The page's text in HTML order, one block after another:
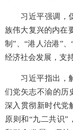
习近平强调，
族伟大复兴的内在
制”、“港人治港”
经济社会发展，支
习近平指出，
们党矢志不渝的历
深入贯彻新时代党
原则和“九二共识